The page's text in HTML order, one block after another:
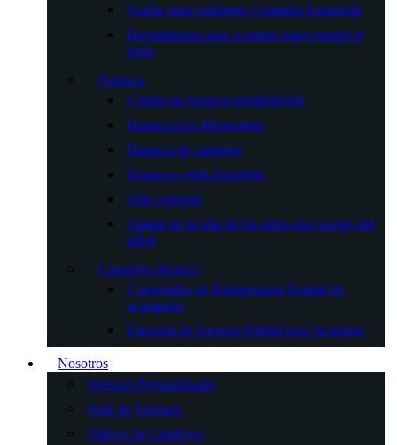
Vagón para exteriores Camping Essentials
Herramientas para acampar para romper el
hielo
Hamaca
Colcha de hamaca multifunción
Hamaca con Mosquitera
Hamaca de camping
Hamacas estilo brasileño
Silla colgante
Tienda de la silla de los niños que cuelga del
árbol
Camping eléctrico
Congelador de Refrigerador Portátil de
acampada
Estación de Energía Portátil para Acampar
Nosotros
Servicio Personalizado
Sede de Vietnam
Fábrica de Camboya